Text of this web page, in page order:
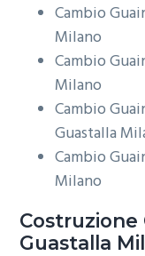
Cambio
Milano
Cambio
Milano
Cambio
Guastalla
Cambio
Milano
Costruzione
Guastalla